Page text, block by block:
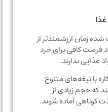
ارزشمندتر از
کافی برای خرد
ندارند.
دستی ۹ کاره با تیغه‌های متنوع
زیادی از
آماده شوند.